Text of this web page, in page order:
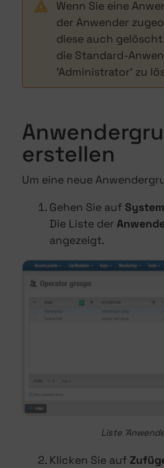
Wenn Sie eine
der Anwender
diese auch
die Standard-
'Administrator' zu
erstellen
Um eine neue
Gehen Sie aufSystem
Die Liste der
angezeigt.
Liste
Klicken Sie auf